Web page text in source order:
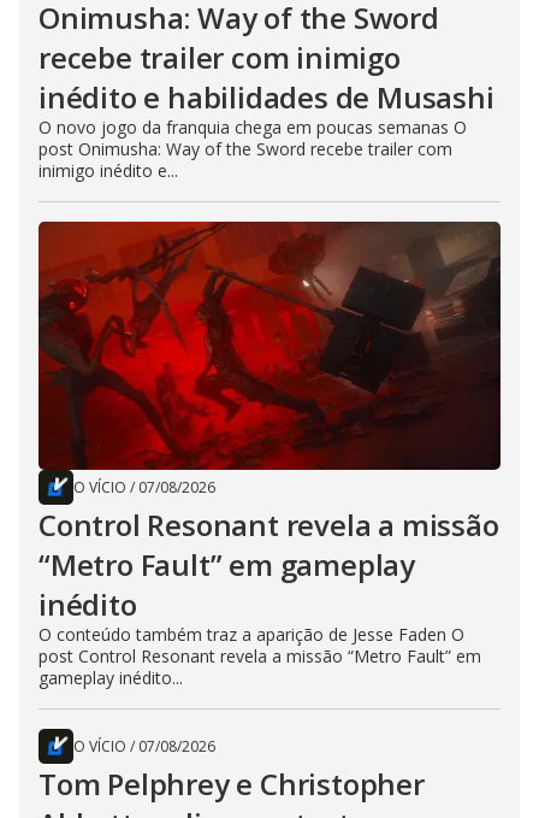
Onimusha: Way of the Sword
recebe trailer com inimigo
inédito e habilidades de Musashi
O novo jogo da franquia chega em poucas semanas O
post Onimusha: Way of the Sword recebe trailer com
inimigo inédito e...
O VÍCIO / 07/08/2026
Control Resonant revela a missão
“Metro Fault” em gameplay
inédito
O conteúdo também traz a aparição de Jesse Faden O
post Control Resonant revela a missão “Metro Fault” em
gameplay inédito...
O VÍCIO / 07/08/2026
Tom Pelphrey e Christopher